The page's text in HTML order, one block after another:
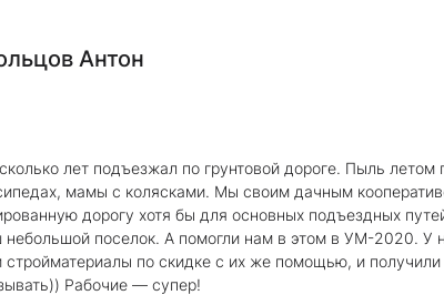
Антон
лет подъезжал по грунтовой дороге. Пыль
мамы с колясками. Мы своим дачным
дорогу хотя бы для основных подъездных
небольшой поселок. А помогли нам в этом в УМ-2020. У
стройматериалы по скидке с их же помощью, и
Рабочие — супер!